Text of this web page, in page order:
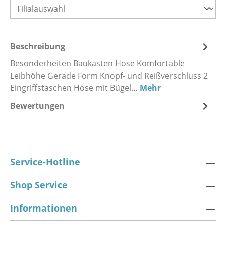
Beschreibung
Besonderheiten Baukasten Hose Komfortable
Leibhöhe Gerade Form Knopf- und Reißverschluss 2
Eingriffstaschen Hose mit Bügel… Mehr
Bewertungen
Service-Hotline
Shop Service
Informationen